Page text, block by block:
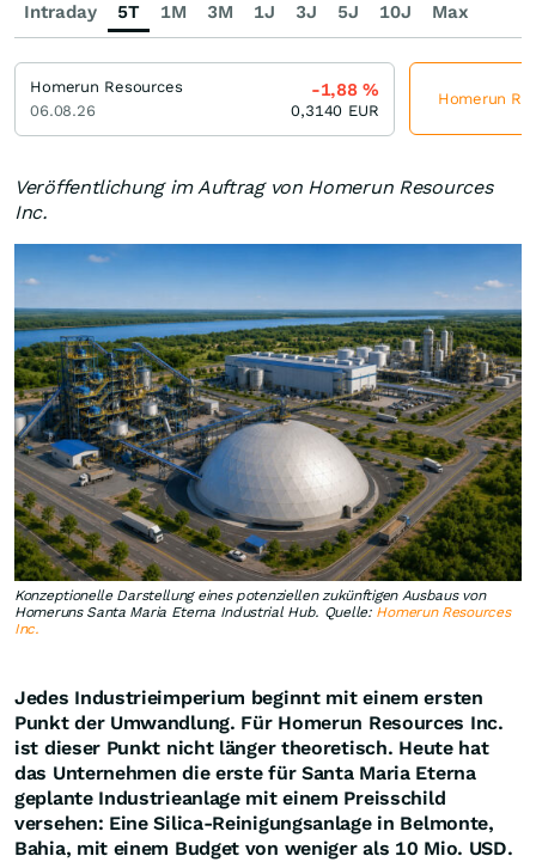
Veröffentlichung im Auftrag von Homerun Resources
Inc.
Konzeptionelle Darstellung eines potenziellen zukünftigen Ausbaus von
Homeruns Santa Maria Eterna Industrial Hub. Quelle: Homerun Resources
Inc.
Jedes Industrieimperium beginnt mit einem ersten
Punkt der Umwandlung. Für Homerun Resources Inc.
ist dieser Punkt nicht länger theoretisch. Heute hat
das Unternehmen die erste für Santa Maria Eterna
geplante Industrieanlage mit einem Preisschild
versehen: Eine Silica-Reinigungsanlage in Belmonte,
Bahia, mit einem Budget von weniger als 10 Mio. USD.
Intraday 5T 1M 3M 1J 3J 5J 10J Max
Homerun Resources
06.08.26
-1,88%
0,3140 EUR
Homerun